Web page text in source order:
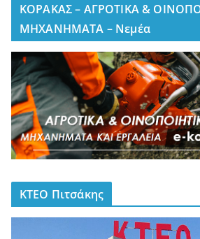
ΚΟΡΑΚΑΣ – ΑΓΡΟΤΙΚΑ &
ΜΗΧΑΝΗΜΑΤΑ – Νεμέα
ΚΤΕΟ Πιτσάκης